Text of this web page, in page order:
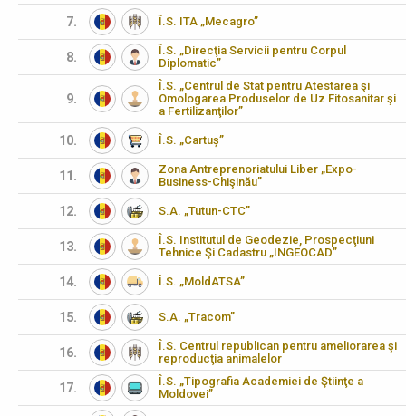
7. Î.S. ITA „Mecagro”
8.
Î.S. „Direcţia Servicii pentru Corpul
Diplomatic”
9.
Î.S. „Centrul de Stat pentru Atestarea şi
Omologarea Produselor de Uz Fitosanitar şi
a Fertilizanţilor”
10. Î.S. „Cartuș”
11.
Zona Antreprenoriatului Liber „Expo-
Business-Chişinău”
12. S.A. „Tutun-CTC”
13.
Î.S. Institutul de Geodezie, Prospecţiuni
Tehnice Şi Cadastru „INGEOCAD”
14. Î.S. „MoldATSA”
15. S.A. „Tracom”
16.
Î.S. Centrul republican pentru ameliorarea şi
reproducţia animalelor
17.
Î.S. „Tipografia Academiei de Ştiinţe a
Moldovei”